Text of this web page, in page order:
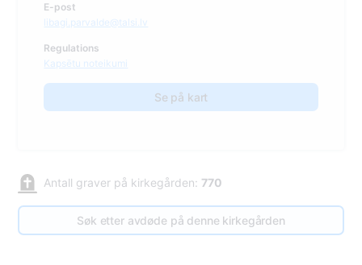
E-post
libagi.parvalde@talsi.lv
Regulations
Kapsētu noteikumi
Se på kart
Antall graver på kirkegården: 770
Søk etter avdøde på denne kirkegården